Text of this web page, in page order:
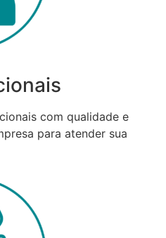
com qualidade e
para atender sua